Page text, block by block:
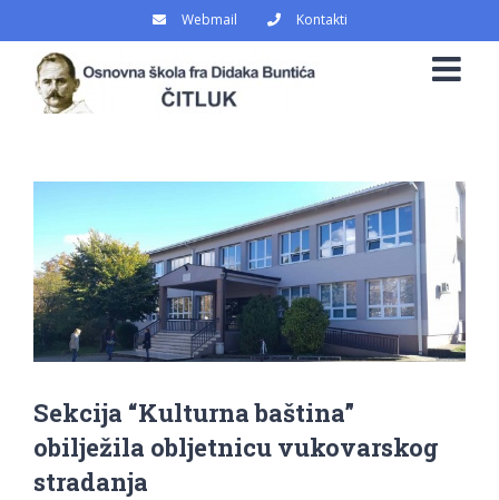
content
Webmail Kontakti
Larger
Image
Sekcija “Kulturna baština”
obilježila obljetnicu vukovarskog
stradanja